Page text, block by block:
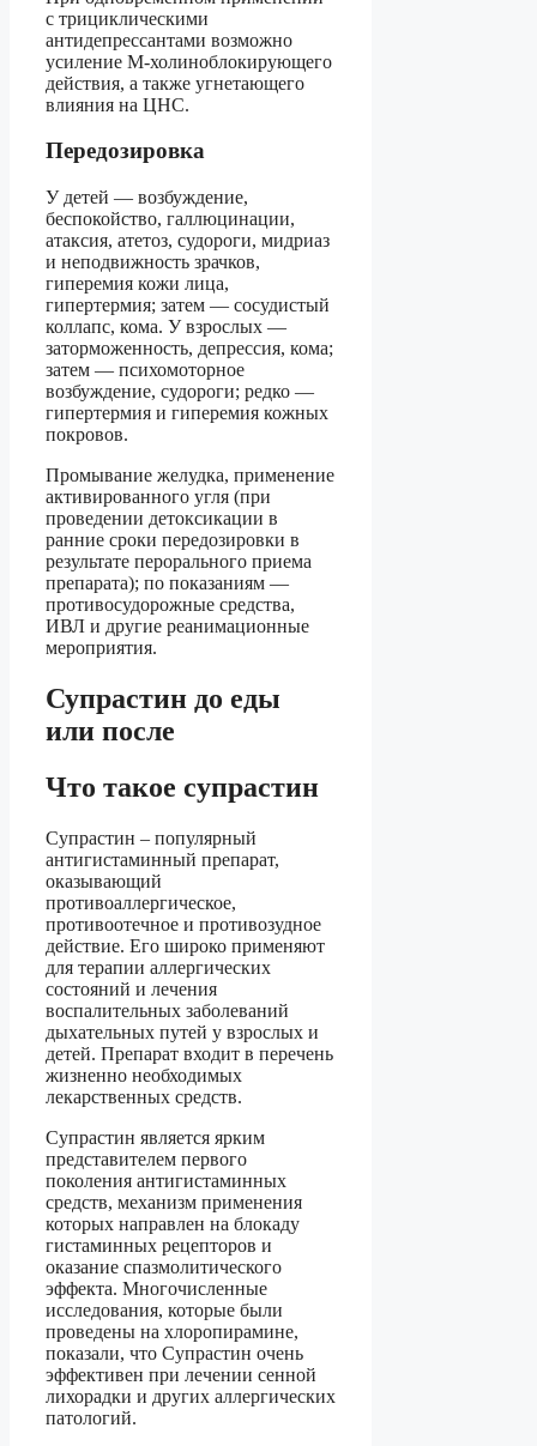
с трициклическими
антидепрессантами возможно
усиление М-холиноблокирующего
действия, а также угнетающего
влияния на ЦНС.
Передозировка
У детей — возбуждение,
беспокойство, галлюцинации,
атаксия, атетоз, судороги, мидриаз
и неподвижность зрачков,
гиперемия кожи лица,
гипертермия; затем — сосудистый
коллапс, кома. У взрослых —
заторможенность, депрессия, кома;
затем — психомоторное
возбуждение, судороги; редко —
гипертермия и гиперемия кожных
покровов.
Промывание желудка, применение
активированного угля (при
проведении детоксикации в
ранние сроки передозировки в
результате перорального приема
препарата); по показаниям —
противосудорожные средства,
ИВЛ и другие реанимационные
мероприятия.
Супрастин до еды
или после
Что такое супрастин
Супрастин – популярный
антигистаминный препарат,
оказывающий
противоаллергическое,
противоотечное и противозудное
действие. Его широко применяют
для терапии аллергических
состояний и лечения
воспалительных заболеваний
дыхательных путей у взрослых и
детей. Препарат входит в перечень
жизненно необходимых
лекарственных средств.
Супрастин является ярким
представителем первого
поколения антигистаминных
средств, механизм применения
которых направлен на блокаду
гистаминных рецепторов и
оказание спазмолитического
эффекта. Многочисленные
исследования, которые были
проведены на хлоропирамине,
показали, что Супрастин очень
эффективен при лечении сенной
лихорадки и других аллергических
патологий.